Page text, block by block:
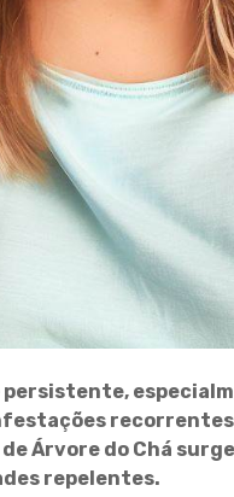
persistente,
Árvore do Chá
repelentes.